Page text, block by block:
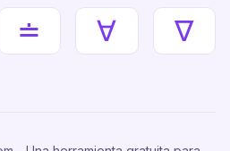
≐ ∀ ∇